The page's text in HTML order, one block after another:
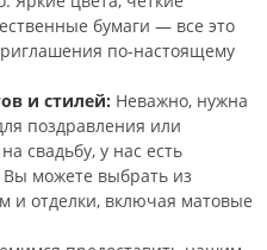
бумаги — все это
по-настоящему
и стилей: Неважно, нужна
поздравления или
свадьбу, у нас есть
можете выбрать из
и отделки, включая матовые